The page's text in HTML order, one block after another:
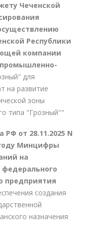
Чеченской
Республики
компании
для
на развитие
зоны
типа "Грозный""
от 28.11.2025 N
Минцифры
на
предприятия
создания
назначения